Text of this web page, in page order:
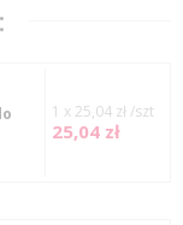
1 x 25,04 zł /szt
25,04 zł